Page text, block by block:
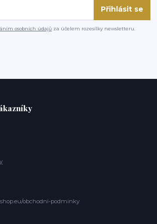
Přihlásit se
osobních údajů za účelem rozesílky newsletteru.
obchodni-podminky